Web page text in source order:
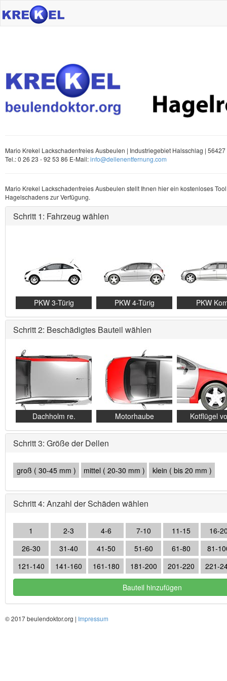
Mario Krekel Lackschadenfreies Ausbeulen | Industriegebiet Halsschlag |
Tel.: 0 26 23 - 92 53 86 E-Mail:info@dellenentfernung.com
Mario Krekel Lackschadenfreies Ausbeulen stellt Ihnen hier ein kostenloses
Hagelschadens zur Verfügung.
Schritt 1: Fahrzeug wählen
PKW 3-Türig PKW 4-Türig PKW
Schritt 2: Beschädigtes Bauteil wählen
Dachholm re. Motorhaube Kotflügel
Schritt 3: Größe der Dellen
groß ( 30-45 mm ) mittel ( 20-30 mm ) klein ( bis 20 mm )
Schritt 4: Anzahl der Schäden wählen
1 2-3 4-6 7-10 11-15
16-
26-30
31-40 41-50 51-60 61-80
81-
121-140
141-160 161-180 181-200 201-220 221-
© 2017 beulendoktor.org | Impressum